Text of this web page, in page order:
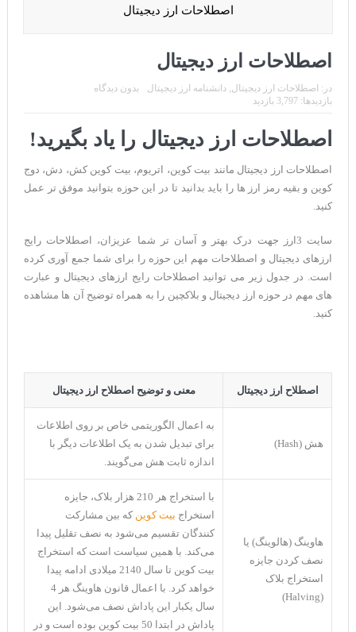
تحریم ایران توسط استخر پولین!
بیت کوین به امید ETF به 60،000 دلار رسید!
ایردراپ کریپتوتانک – CryptoTanks Airdrop
اصطلاحات ارز دیجیتال
اصطلاحات ارز دیجیتال
در: اصطلاحات ارز دیجیتال, دانشنامه ارز دیجیتال
بدون دیدگاه
بازدیدها: 3,797 بازدید
اصطلاحات ارز دیجیتال را یاد بگیرید!
اصطلاحات ارز دیجیتال مانند بیت کوین، اتریوم، بیت کوین کش، دش، دوج
کوین و بقیه رمز ارز ها را باید بدانید تا در این حوزه بتوانید موفق تر عمل
کنید.
سایت 3ارز جهت درک بهتر و آسان تر شما عزیزان، اصطلاحات رایج
ارزهای دیجیتال و اصطلاحات مهم این حوزه را برای شما جمع آوری کرده
است. در جدول زیر می توانید اصطلاحات رایج ارزهای دیجیتال و عبارت
های مهم در حوزه ارز دیجیتال و بلاکچین را به همراه توضیح آن ها مشاهده
کنید.
اصطلاح ارز دیجیتال معنی و توضیح اصطلاح ارز دیجیتال
هش (Hash)
به اعمال الگوریتمی خاص بر روی اطلاعات
برای تبدیل شدن به یک اطلاعات دیگر با
اندازه ثابت هش می‌گویند.
هاوینگ (هالوینگ) یا
نصف کردن جایزه
استخراج بلاک
(Halving)
با استخراج هر 210 هزار بلاک، جایزه
استخراج بیت کوین که بین مشارکت
کنندگان تقسیم می‌شود به نصف تقلیل پیدا
می‌کند. با همین سیاست است که استخراج
بیت کوین تا سال 2140 میلادی ادامه پیدا
خواهد کرد. با اعمال قانون هاوینگ هر 4
سال یکبار این پاداش نصف می‌شود. این
پاداش در ابتدا 50 بیت کوین بوده است و در